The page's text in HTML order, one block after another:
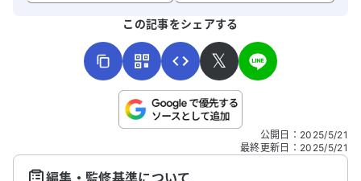
こちらは送信専用のフォームです。氏名やご自身の病気の詳細な
この記事をシェアする
𝕏
公開日 ： 2025/5/21
最終更新日 ： 2025/5/21
編集・監修基準について